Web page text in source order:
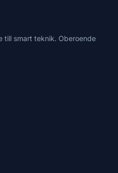
till smart teknik. Oberoende